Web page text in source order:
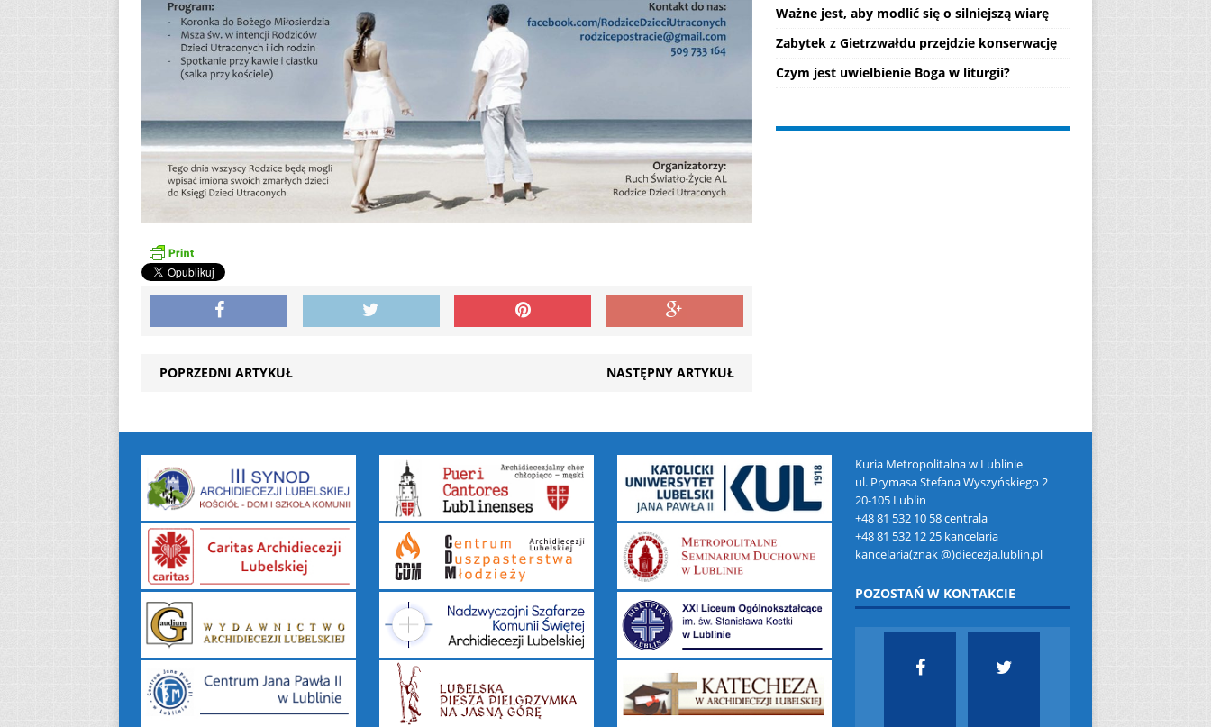
POPRZEDNI ARTYKUŁ NASTĘPNY ARTYKUŁ
Ważne jest, aby modlić się o silniejszą wiarę
Zabytek z Gietrzwałdu przejdzie konserwację
Czym jest uwielbienie Boga w liturgii?
Kuria Metropolitalna w Lublinie
ul. Prymasa Stefana Wyszyńskiego 2
20-105 Lublin
+48 81 532 10 58 centrala
+48 81 532 12 25 kancelaria
kancelaria(znak @)diecezja.lublin.pl
POZOSTAŃ W KONTAKCIE